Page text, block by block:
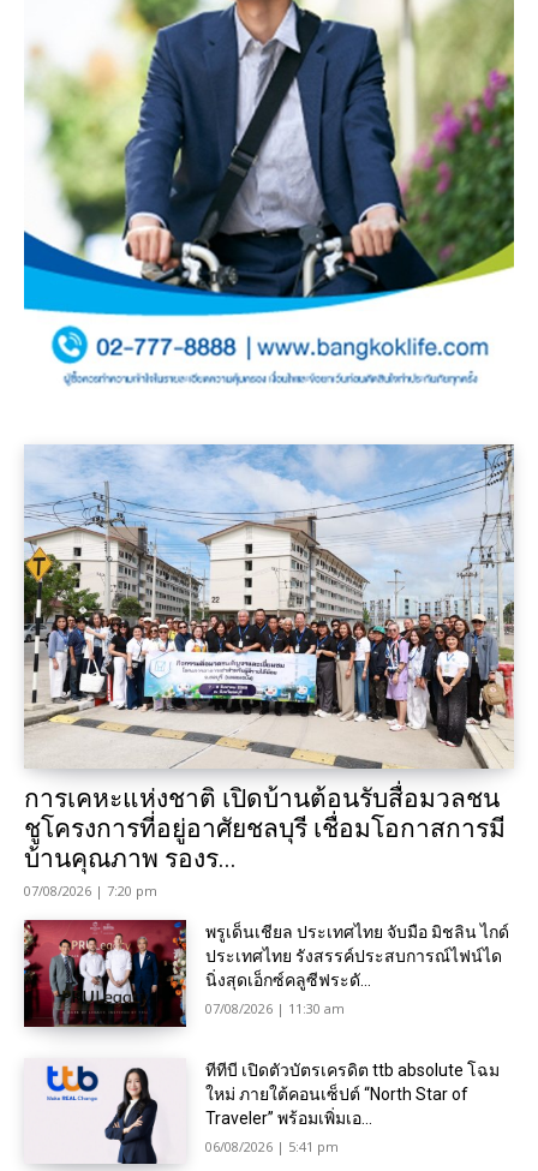
การเคหะแห่งชาติ เปิดบ้านต้อนรับสื่อมวลชน
ชูโครงการที่อยู่อาศัยชลบุรี เชื่อมโอกาสการมี
บ้านคุณภาพ รองร...
07/08/2026 | 7:20 pm
พรูเด็นเชียล ประเทศไทย จับมือ มิชลิน ไกด์
ประเทศไทย รังสรรค์ประสบการณ์ไฟน์ได
นิ่งสุดเอ็กซ์คลูซีฟระดั...
07/08/2026 | 11:30 am
ทีทีบี เปิดตัวบัตรเครดิต ttb absolute โฉม
ใหม่ ภายใต้คอนเซ็ปต์ “North Star of
Traveler” พร้อมเพิ่มเอ...
06/08/2026 | 5:41 pm